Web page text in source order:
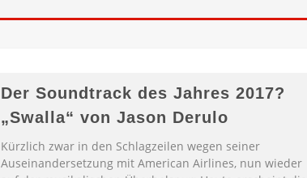
Der Soundtrack des Jahres 2017?
„Swalla“ von Jason Derulo
Kürzlich zwar in den Schlagzeilen wegen seiner
Auseinandersetzung mit American Airlines, nun wieder